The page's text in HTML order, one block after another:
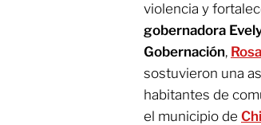
violencia y
gobernadora
Gobernación,
sostuvieron una
habitantes de
el municipio de